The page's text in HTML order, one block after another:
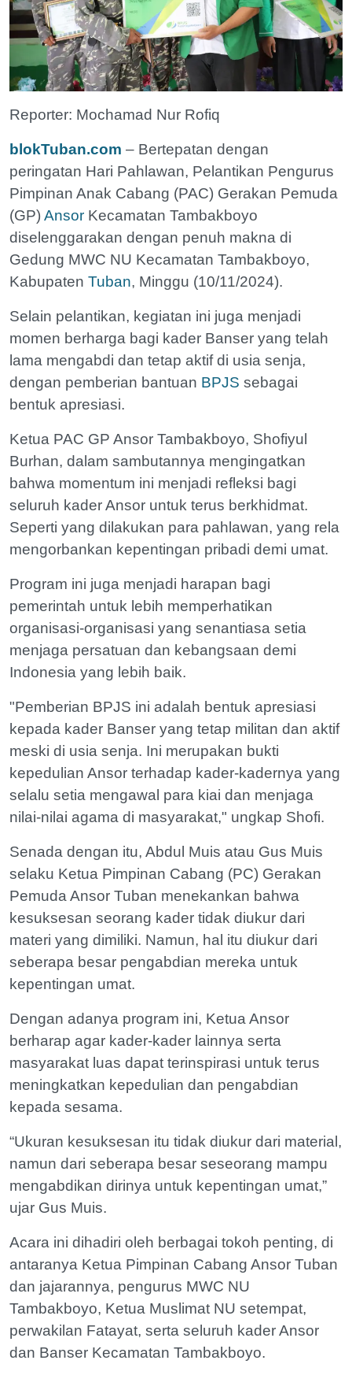
Reporter: Mochamad Nur Rofiq
blokTuban.com – Bertepatan dengan
peringatan Hari Pahlawan, Pelantikan Pengurus
Pimpinan Anak Cabang (PAC) Gerakan Pemuda
(GP) Ansor Kecamatan Tambakboyo
diselenggarakan dengan penuh makna di
Gedung MWC NU Kecamatan Tambakboyo,
Kabupaten Tuban, Minggu (10/11/2024).
Selain pelantikan, kegiatan ini juga menjadi
momen berharga bagi kader Banser yang telah
lama mengabdi dan tetap aktif di usia senja,
dengan pemberian bantuan BPJS sebagai
bentuk apresiasi.
Ketua PAC GP Ansor Tambakboyo, Shofiyul
Burhan, dalam sambutannya mengingatkan
bahwa momentum ini menjadi refleksi bagi
seluruh kader Ansor untuk terus berkhidmat.
Seperti yang dilakukan para pahlawan, yang rela
mengorbankan kepentingan pribadi demi umat.
Program ini juga menjadi harapan bagi
pemerintah untuk lebih memperhatikan
organisasi-organisasi yang senantiasa setia
menjaga persatuan dan kebangsaan demi
Indonesia yang lebih baik.
"Pemberian BPJS ini adalah bentuk apresiasi
kepada kader Banser yang tetap militan dan aktif
meski di usia senja. Ini merupakan bukti
kepedulian Ansor terhadap kader-kadernya yang
selalu setia mengawal para kiai dan menjaga
nilai-nilai agama di masyarakat," ungkap Shofi.
Senada dengan itu, Abdul Muis atau Gus Muis
selaku Ketua Pimpinan Cabang (PC) Gerakan
Pemuda Ansor Tuban menekankan bahwa
kesuksesan seorang kader tidak diukur dari
materi yang dimiliki. Namun, hal itu diukur dari
seberapa besar pengabdian mereka untuk
kepentingan umat.
Dengan adanya program ini, Ketua Ansor
berharap agar kader-kader lainnya serta
masyarakat luas dapat terinspirasi untuk terus
meningkatkan kepedulian dan pengabdian
kepada sesama.
“Ukuran kesuksesan itu tidak diukur dari material,
namun dari seberapa besar seseorang mampu
mengabdikan dirinya untuk kepentingan umat,”
ujar Gus Muis.
Acara ini dihadiri oleh berbagai tokoh penting, di
antaranya Ketua Pimpinan Cabang Ansor Tuban
dan jajarannya, pengurus MWC NU
Tambakboyo, Ketua Muslimat NU setempat,
perwakilan Fatayat, serta seluruh kader Ansor
dan Banser Kecamatan Tambakboyo.